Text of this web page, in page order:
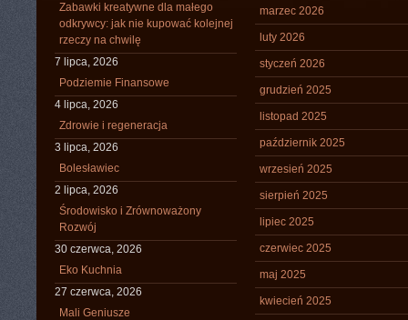
Zabawki kreatywne dla małego
odkrywcy: jak nie kupować kolejnej
rzeczy na chwilę
7 lipca, 2026
Podziemie Finansowe
4 lipca, 2026
Zdrowie i regeneracja
3 lipca, 2026
Bolesławiec
2 lipca, 2026
Środowisko i Zrównoważony
Rozwój
30 czerwca, 2026
Eko Kuchnia
27 czerwca, 2026
Mali Geniusze
marzec 2026
luty 2026
styczeń 2026
grudzień 2025
listopad 2025
październik 2025
wrzesień 2025
sierpień 2025
lipiec 2025
czerwiec 2025
maj 2025
kwiecień 2025